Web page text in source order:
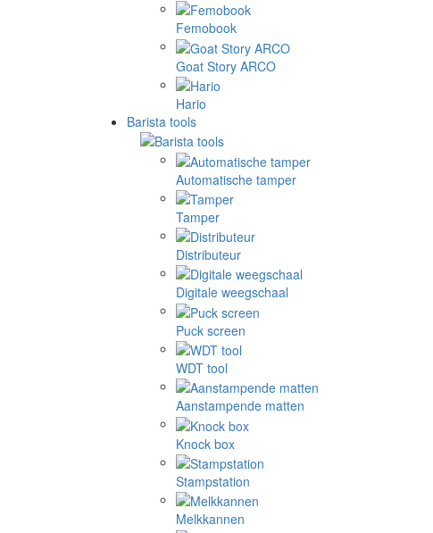
Femobook
Goat Story ARCO
Hario
Barista tools
Automatische tamper
Tamper
Distributeur
Digitale weegschaal
Puck screen
WDT tool
Aanstampende matten
Knock box
Stampstation
Melkkannen